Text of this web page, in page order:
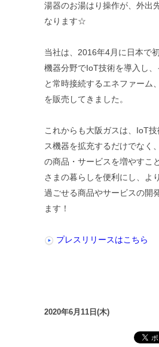
湯器のお湯はり操作が、外出
なります☆
当社は、2016年4月に日本で
機器分野でIoT技術を導入し、
と常時接続するエネファーム
を販売してきました。
これからも大阪ガスは、IoT
ス機器を拡充するだけでなく
の商品・サービスを増やすこ
さまの暮らしを便利にし、よ
過ごせる商品やサービスの開
ます！
プレスリリースはこちら
2020年6月11日(木)